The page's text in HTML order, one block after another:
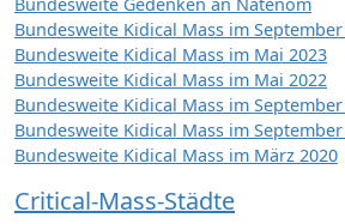
Bundesweite Kidical Mass im
Bundesweite Kidical Mass im Mai 2023
Bundesweite Kidical Mass im Mai 2022
Bundesweite Kidical Mass im September
Bundesweite Kidical Mass im
Bundesweite Kidical Mass im März 2020
Critical-Mass-Städte